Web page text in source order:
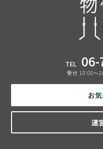
TEL
受付 10:00〜
お
運